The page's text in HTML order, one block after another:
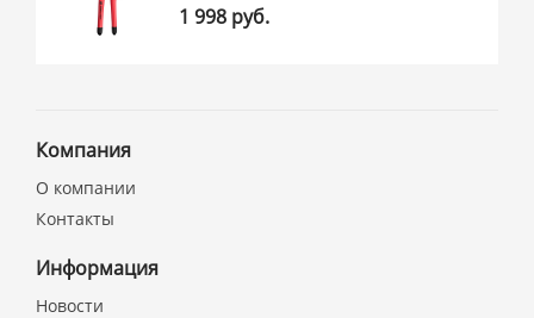
1 998 руб.
Компания
О компании
Контакты
Информация
Новости